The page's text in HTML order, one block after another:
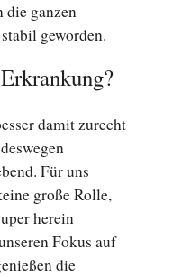
die ganzen
geworden.
damit zurecht
Für uns
große Rolle,
herein
Fokus auf
die